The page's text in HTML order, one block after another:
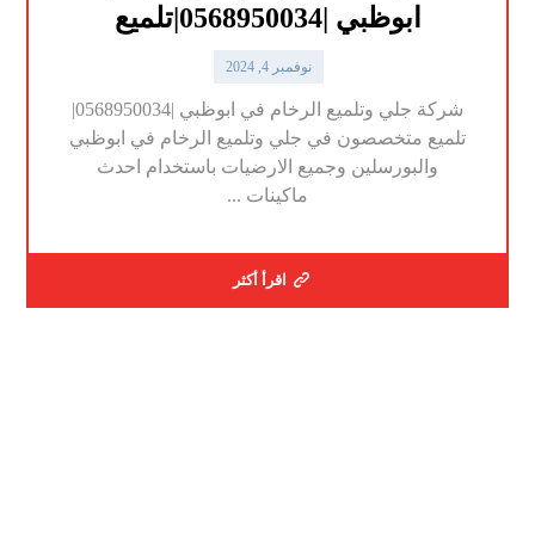
ابوظبي |0568950034|تلميع
نوفمبر 4, 2024
شركة جلي وتلميع الرخام في ابوظبي |0568950034|
تلميع متخصصون في جلي وتلميع الرخام في ابوظبي
والبورسلين وجميع الارضيات باستخدام احدث
ماكينات ...
اقرأ أكثر